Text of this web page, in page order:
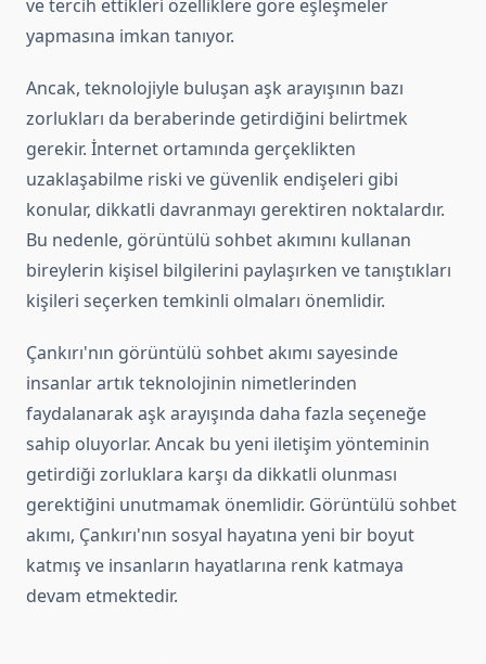
ve tercih ettikleri özelliklere göre eşleşmeler
yapmasına imkan tanıyor.
Ancak, teknolojiyle buluşan aşk arayışının bazı
zorlukları da beraberinde getirdiğini belirtmek
gerekir. İnternet ortamında gerçeklikten
uzaklaşabilme riski ve güvenlik endişeleri gibi
konular, dikkatli davranmayı gerektiren noktalardır.
Bu nedenle, görüntülü sohbet akımını kullanan
bireylerin kişisel bilgilerini paylaşırken ve tanıştıkları
kişileri seçerken temkinli olmaları önemlidir.
Çankırı'nın görüntülü sohbet akımı sayesinde
insanlar artık teknolojinin nimetlerinden
faydalanarak aşk arayışında daha fazla seçeneğe
sahip oluyorlar. Ancak bu yeni iletişim yönteminin
getirdiği zorluklara karşı da dikkatli olunması
gerektiğini unutmamak önemlidir. Görüntülü sohbet
akımı, Çankırı'nın sosyal hayatına yeni bir boyut
katmış ve insanların hayatlarına renk katmaya
devam etmektedir.